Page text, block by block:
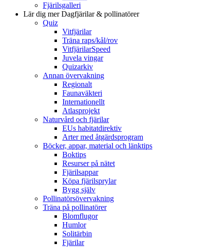
Fjärilsgalleri
Lär dig merDagfjärilar & pollinatörer
Quiz
Vitfjärilar
Träna raps/kål/rov
VitfjärilarSpeed
Juvela vingar
Quizarkiv
Annan övervakning
Regionalt
Faunaväkteri
Internationellt
Atlasprojekt
Naturvård och fjärilar
EUs habitatdirektiv
Arter med åtgärdsprogram
Böcker, appar, material och länktips
Boktips
Resurser på nätet
Fjärilsappar
Köpa fjärilsprylar
Bygg själv
Pollinatörsövervakning
Träna på pollinatörer
Blomflugor
Humlor
Solitärbin
Fjärilar